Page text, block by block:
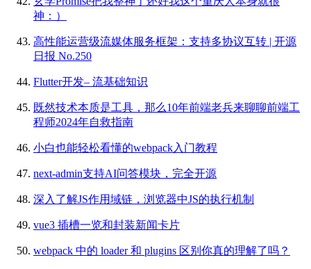
神：）
高性能运营级流媒体服务框架：支持多协议互转 | 开源
日报 No.250
Flutter开发– 流基础知识
既然技术本质是工具，那么10年前端老兵来聊聊前端工
程师2024年自救指南
小白也能轻松看懂的webpack入门教程
next-admin支持AI问答模块，完全开源
深入了解JS作用域链，浏览器中JS的执行机制
vue3 插槽一览和封装新闻卡片
webpack 中的 loader 和 plugins 区别你真的理解了吗？